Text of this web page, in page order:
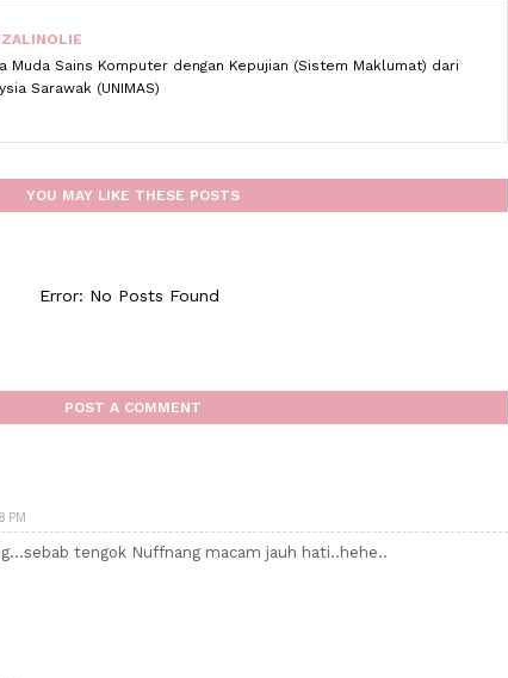
Muda Sains Komputer dengan Kepujian (Sistem Maklumat) dari
Sarawak (UNIMAS)
YOU MAY LIKE THESE POSTS
Error: No Posts Found
POST A COMMENT
PM
tengok Nuffnang macam jauh hati..hehe..